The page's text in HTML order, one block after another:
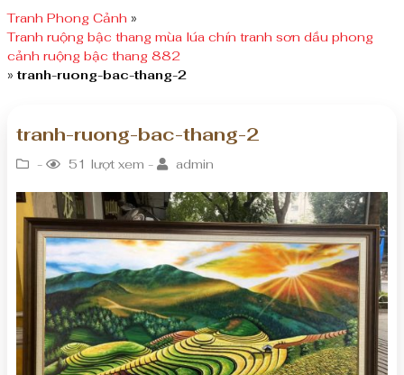
Tranh Phong Cảnh »
Tranh ruộng bậc thang mùa lúa chín tranh sơn dầu phong
cảnh ruộng bậc thang 882
» tranh-ruong-bac-thang-2
tranh-ruong-bac-thang-2
- 51 lượt xem - admin